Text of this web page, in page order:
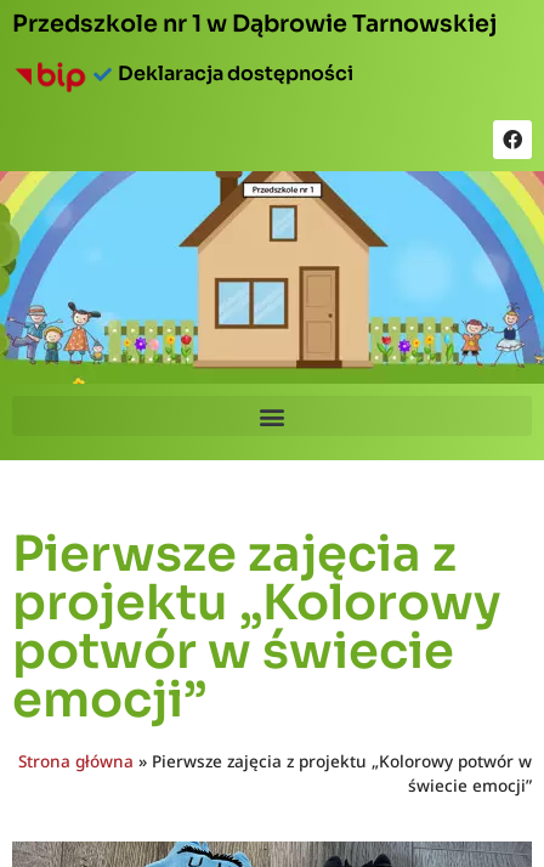
Przedszkole nr 1 w Dąbrowie Tarnowskiej
Deklaracja dostępności
Pierwsze zajęcia z
projektu „Kolorowy
potwór w świecie
emocji”
Strona główna » Pierwsze zajęcia z projektu „Kolorowy potwór w
świecie emocji”